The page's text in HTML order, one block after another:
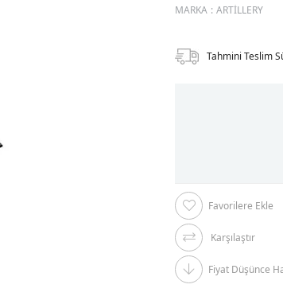
MARKA : ARTILLERY
Tahmini Teslim
Favorilere Ekle
Karşılaştır
Fiyat Düşünce